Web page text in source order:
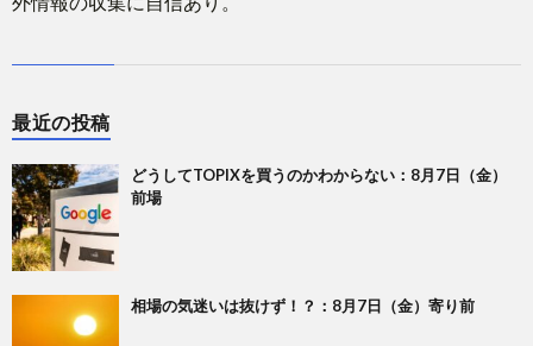
最近の投稿
どうしてTOPIXを買うのかわからない：8月7日（金）
前場
相場の気迷いは抜けず！？：8月7日（金）寄り前